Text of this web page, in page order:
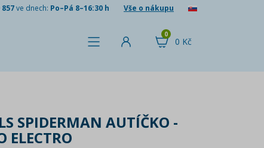
857ve dnech: Po–Pá 8–16:30 h Vše o nákupu
0 Kč
0
SPIDERMAN AUTÍČKO -
ELECTRO